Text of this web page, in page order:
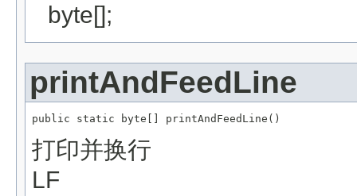
byte[];
printAndFeedLine
public static byte[] printAndFeedLine()
打印并换行
LF